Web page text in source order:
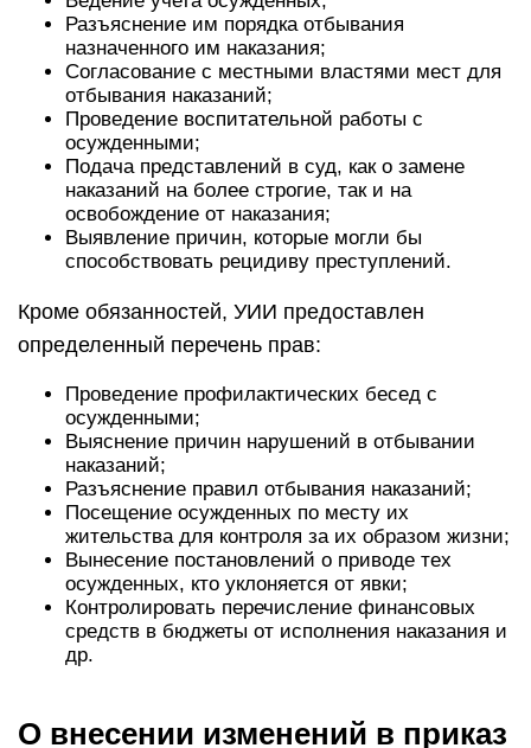
Разъяснение им порядка отбывания
назначенного им наказания;
Согласование с местными властями мест для
отбывания наказаний;
Проведение воспитательной работы с
осужденными;
Подача представлений в суд, как о замене
наказаний на более строгие, так и на
освобождение от наказания;
Выявление причин, которые могли бы
способствовать рецидиву преступлений.
Кроме обязанностей, УИИ предоставлен
определенный перечень прав:
Проведение профилактических бесед с
осужденными;
Выяснение причин нарушений в отбывании
наказаний;
Разъяснение правил отбывания наказаний;
Посещение осужденных по месту их
жительства для контроля за их образом жизни;
Вынесение постановлений о приводе тех
осужденных, кто уклоняется от явки;
Контролировать перечисление финансовых
средств в бюджеты от исполнения наказания и
др.
О внесении изменений в приказ